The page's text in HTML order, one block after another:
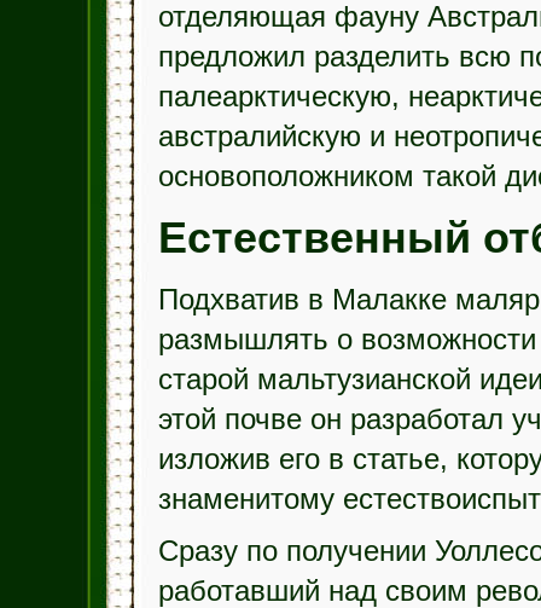
отделяющая фауну
предложил разделить всю
палеарктическую,
австралийскую и
основоположником такой
Естественный
Подхватив в Малакке
размышлять о
старой мальтузианской
этой почве он разработал
изложив его в статье,
знаменитому
Сразу по получении
работавший над своим